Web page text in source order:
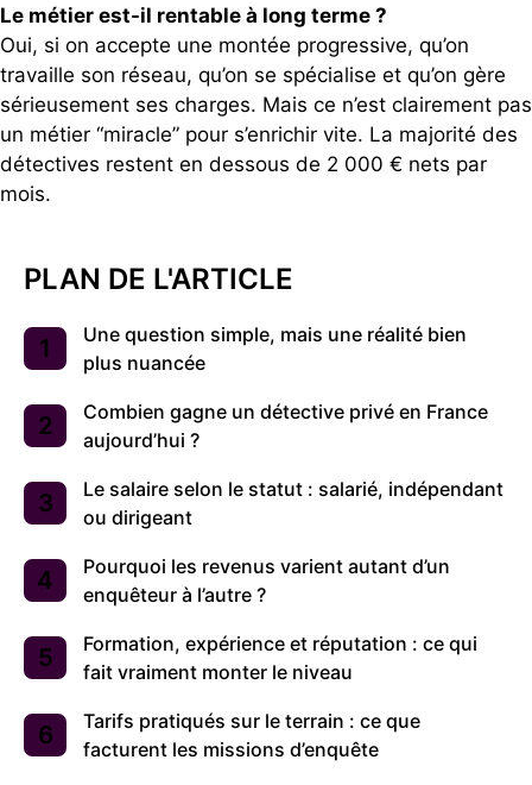
Le métier est-il rentable à long terme ?
Oui, si on accepte une montée progressive, qu’on
travaille son réseau, qu’on se spécialise et qu’on gère
sérieusement ses charges. Mais ce n’est clairement pas
un métier “miracle” pour s’enrichir vite. La majorité des
détectives restent en dessous de 2 000 € nets par
mois.
PLAN DE L'ARTICLE
Une question simple, mais une réalité bien
plus nuancée
Combien gagne un détective privé en France
aujourd’hui ?
Le salaire selon le statut : salarié, indépendant
ou dirigeant
Pourquoi les revenus varient autant d’un
enquêteur à l’autre ?
Formation, expérience et réputation : ce qui
fait vraiment monter le niveau
Tarifs pratiqués sur le terrain : ce que
facturent les missions d’enquête